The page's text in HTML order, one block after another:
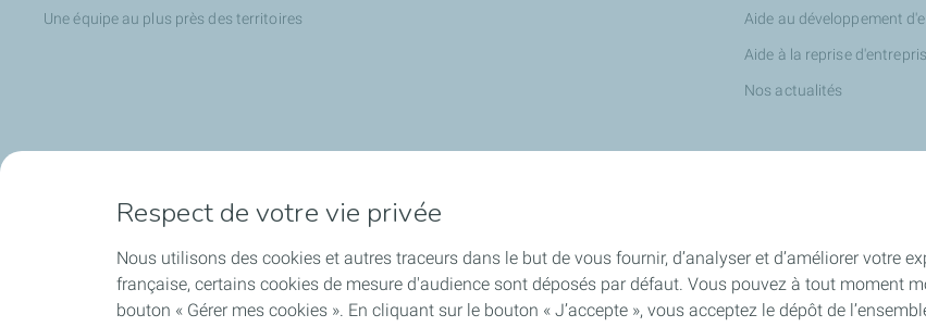
Une équipe au plus près des territoires Aide au développement
Aide à la reprise
Nos actualités
Accompagner à l'international
Accompagnement international des PME
L'aide au développement international
Nos actualités
Nos articles
Nos communiqués de presse
Respect de votre vie privée
Nous utilisons des cookies et autres traceurs dans le but de vous fournir, d’analyser et d’améliorer votre
française, certains cookies de mesure d'audience sont déposés par défaut. Vous pouvez à tout moment
bouton « Gérer mes cookies ». En cliquant sur le bouton « J’accepte », vous acceptez le dépôt de